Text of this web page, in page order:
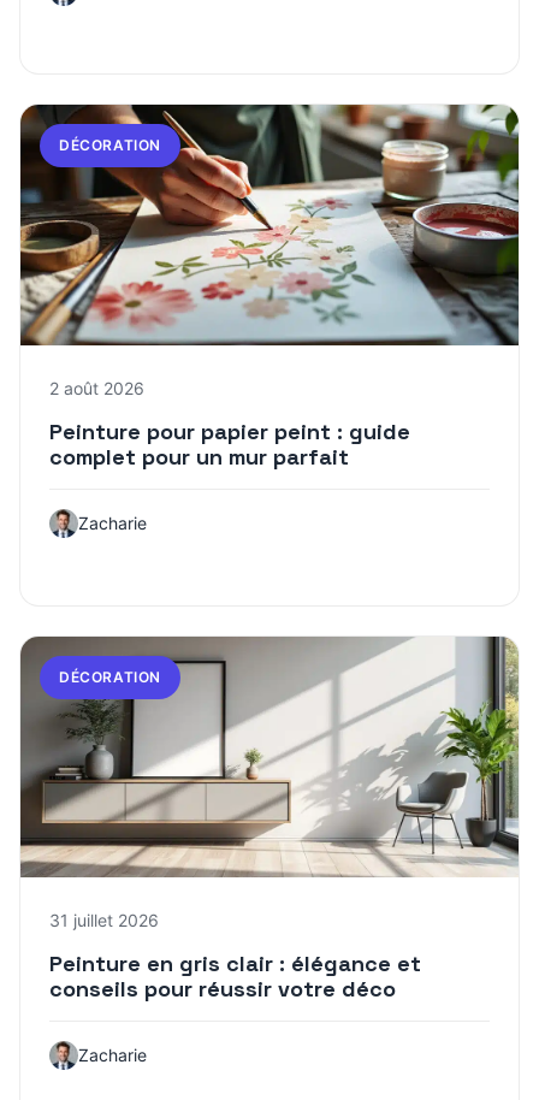
DÉCORATION
2 août 2026
Peinture pour papier peint : guide
complet pour un mur parfait
Zacharie
DÉCORATION
31 juillet 2026
Peinture en gris clair : élégance et
conseils pour réussir votre déco
Zacharie